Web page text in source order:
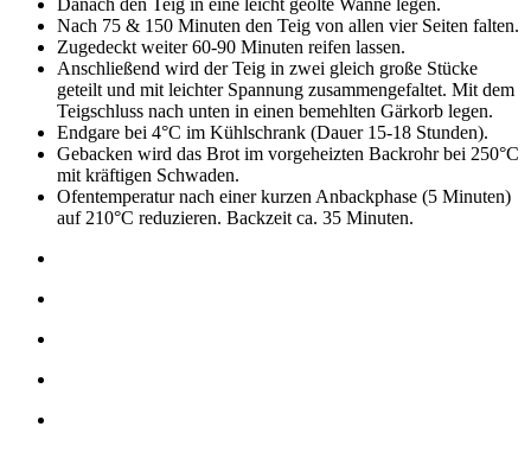
Danach den Teig in eine leicht geölte Wanne legen.
Nach 75 & 150 Minuten den Teig von allen vier Seiten falten.
Zugedeckt weiter 60-90 Minuten reifen lassen.
Anschließend wird der Teig in zwei gleich große Stücke
geteilt und mit leichter Spannung zusammengefaltet. Mit dem
Teigschluss nach unten in einen bemehlten Gärkorb legen.
Endgare bei 4°C im Kühlschrank (Dauer 15-18 Stunden).
Gebacken wird das Brot im vorgeheizten Backrohr bei 250°C
mit kräftigen Schwaden.
Ofentemperatur nach einer kurzen Anbackphase (5 Minuten)
auf 210°C reduzieren. Backzeit ca. 35 Minuten.